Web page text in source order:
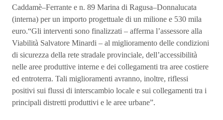
Caddamè–Ferrante e n. 89 Marina di Ragusa–Donnalucata
(interna) per un importo progettuale di un milione e 530 mila
euro.“Gli interventi sono finalizzati – afferma l’assessore alla
Viabilità Salvatore Minardi – al miglioramento delle condizioni
di sicurezza della rete stradale provinciale, dell’accessibilità
nelle aree produttive interne e dei collegamenti tra aree costiere
ed entroterra. Tali miglioramenti avranno, inoltre, riflessi
positivi sui flussi di interscambio locale e sui collegamenti tra i
principali distretti produttivi e le aree urbane”.